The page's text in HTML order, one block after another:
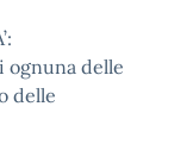
ognuna delle
delle